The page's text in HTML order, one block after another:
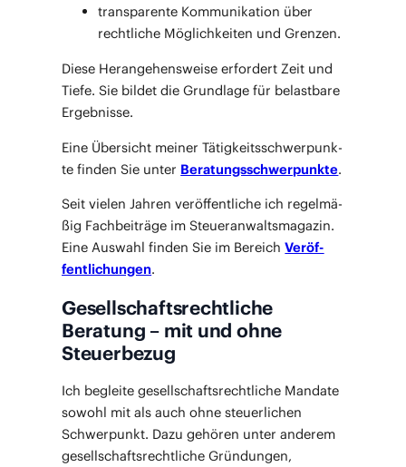
trans­pa­ren­te Kom­mu­ni­ka­ti­on über
recht­li­che Mög­lich­kei­ten und Grenzen.
Die­se Her­an­ge­hens­wei­se erfor­dert Zeit und
Tie­fe. Sie bil­det die Grund­la­ge für belast­ba­re
Ergebnisse.
Eine Über­sicht mei­ner Tätig­keits­schwer­punk­
te fin­den Sie unter Bera­tungs­schwer­punk­te.
Seit vie­len Jah­ren ver­öf­fent­li­che ich regel­mä­
ßig Fach­bei­trä­ge im Steu­er­an­walts­ma­ga­zin.
Eine Aus­wahl fin­den Sie im BereichVer­öf­
fent­li­chun­gen.
Gesellschaftsrechtliche
Beratung – mit und ohne
Steuerbezug
Ich beglei­te gesell­schafts­recht­li­che Man­da­te
sowohl mit als auch ohne steu­er­li­chen
Schwer­punkt. Dazu gehö­ren unter ande­rem
gesell­schafts­recht­li­che Grün­dun­gen,